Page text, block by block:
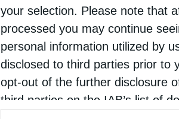
your selection. Please note that
processed you may continue
personal information utilized by
disclosed to third parties prior to
opt-out of the further disclosure
third parties on the IAB’s list of